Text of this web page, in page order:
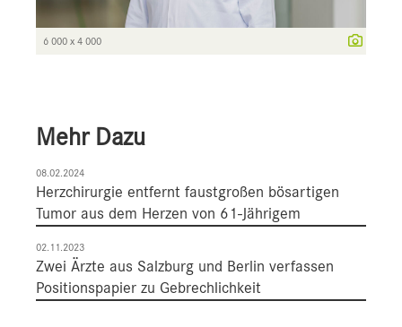
6 000 x 4 000
Mehr Dazu
08.02.2024
Herzchirurgie entfernt faustgroßen bösartigen
Tumor aus dem Herzen von 61-Jährigem
02.11.2023
Zwei Ärzte aus Salzburg und Berlin verfassen
Positionspapier zu Gebrechlichkeit